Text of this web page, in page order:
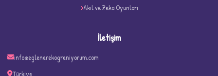
Akıl ve Zeka Oyunları
İletişim
info@eglenerekogreniyorum.com
Türkiye